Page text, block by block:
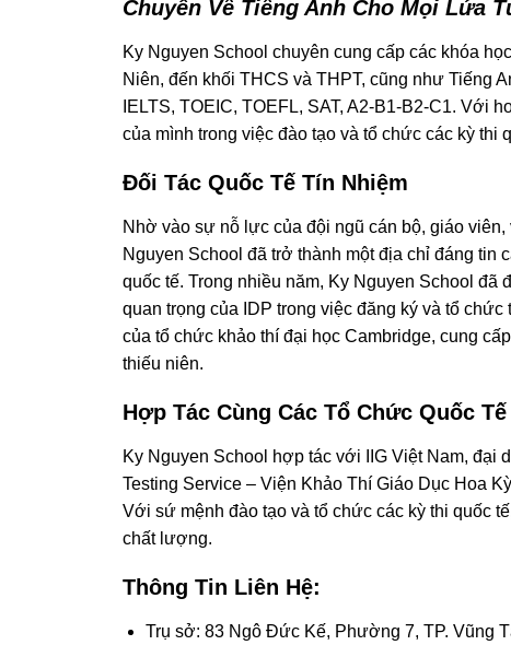
Chuyên Về Tiếng Anh Cho Mọi Lứa
Ky Nguyen School chuyên cung cấp các khóa
Niên, đến khối THCS và THPT, cũng như Tiếng
IELTS, TOEIC, TOEFL, SAT, A2-B1-B2-C1. Với
của mình trong việc đào tạo và tổ chức các kỳ thi
Đối Tác Quốc Tế Tín Nhiệm
Nhờ vào sự nỗ lực của đội ngũ cán bộ, giáo
Nguyen School đã trở thành một địa chỉ đáng tin
quốc tế. Trong nhiều năm, Ky Nguyen School
quan trọng của IDP trong việc đăng ký và tổ
của tổ chức khảo thí đại học Cambridge, cung
thiếu niên.
Hợp Tác Cùng Các Tổ Chức Quốc Tế
Ky Nguyen School hợp tác với IIG Việt Nam, đại
Testing Service – Viện Khảo Thí Giáo Dục Hoa
Với sứ mệnh đào tạo và tổ chức các kỳ thi quốc
chất lượng.
Thông Tin Liên Hệ:
Trụ sở: 83 Ngô Đức Kế, Phường 7, TP. Vũng